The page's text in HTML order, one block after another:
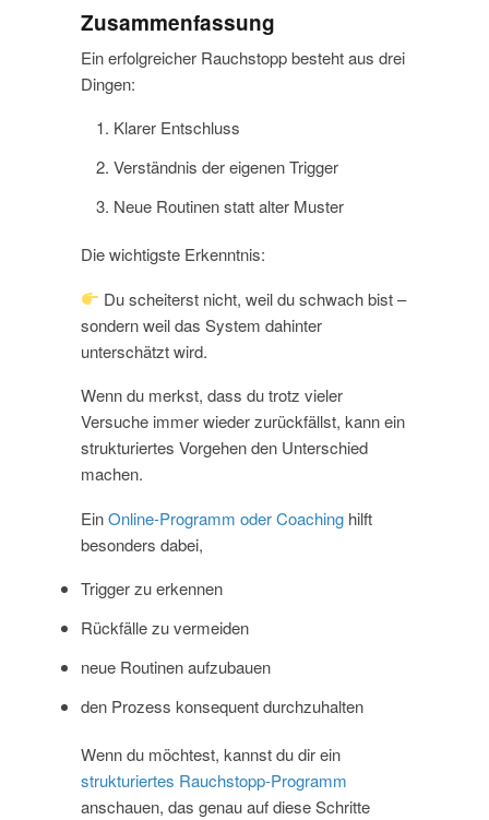
Zusammenfassung
Ein erfolgreicher Rauchstopp besteht aus drei
Dingen:
Klarer Entschluss
Verständnis der eigenen Trigger
Neue Routinen statt alter Muster
Die wichtigste Erkenntnis:
Du scheiterst nicht, weil du schwach bist –
sondern weil das System dahinter
unterschätzt wird.
Wenn du merkst, dass du trotz vieler
Versuche immer wieder zurückfällst, kann ein
strukturiertes Vorgehen den Unterschied
machen.
EinOnline-Programm oder Coaching hilft
besonders dabei,
Trigger zu erkennen
Rückfälle zu vermeiden
neue Routinen aufzubauen
den Prozess konsequent durchzuhalten
Wenn du möchtest, kannst du dir ein
strukturiertes Rauchstopp-Programm
anschauen, das genau auf diese Schritte